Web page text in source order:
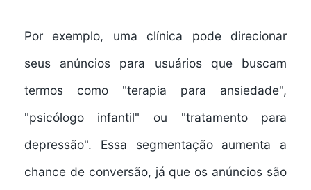
Por exemplo, uma clínica pode direcionar
seus anúncios para usuários que buscam
termos como "terapia para ansiedade",
"psicólogo infantil" ou "tratamento para
depressão". Essa segmentação aumenta a
chance de conversão, já que os anúncios são